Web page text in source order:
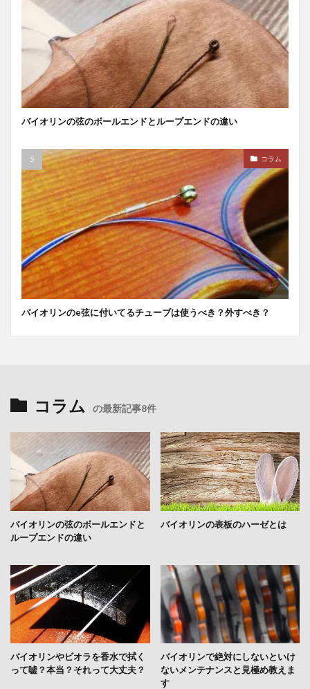
バイオリンの弦のボールエンドとループエンドの違い
コラム
バイオリンのe弦に付いてるチューブは使うべき？外すべき？
コラム の最新記事8件
バイオリンの弦のボールエンドと
ループエンドの違い
バイオリンの表板のハーゼとは
バイオリンやビオラを香水で拭く
って嘘？本当？それって大丈夫？
バイオリンで絶対にしないといけ
ないメンテナンスと見極め教えま
す